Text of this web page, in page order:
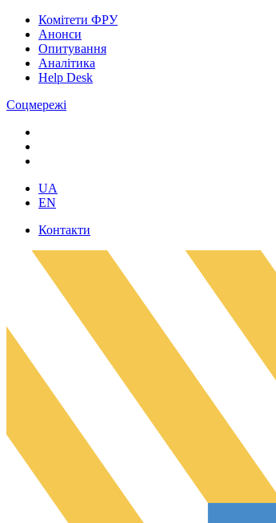
Комітети ФРУ
Анонси
Опитування
Аналітика
Help Desk
Соцмережі
UA
EN
Контакти